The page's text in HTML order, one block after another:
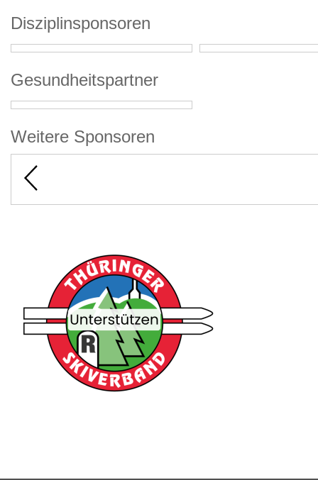
Disziplinsponsoren
Gesundheitspartner
Weitere Sponsoren